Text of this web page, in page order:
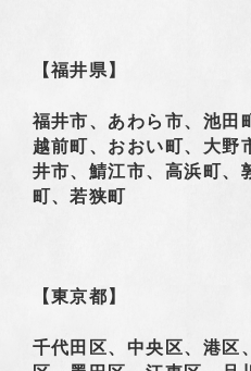
【福井県】
福井市、あわら市、池田
越前町、おおい町、大野
井市、鯖江市、高浜町、
町、若狭町
【東京都】
千代田区、中央区、港区